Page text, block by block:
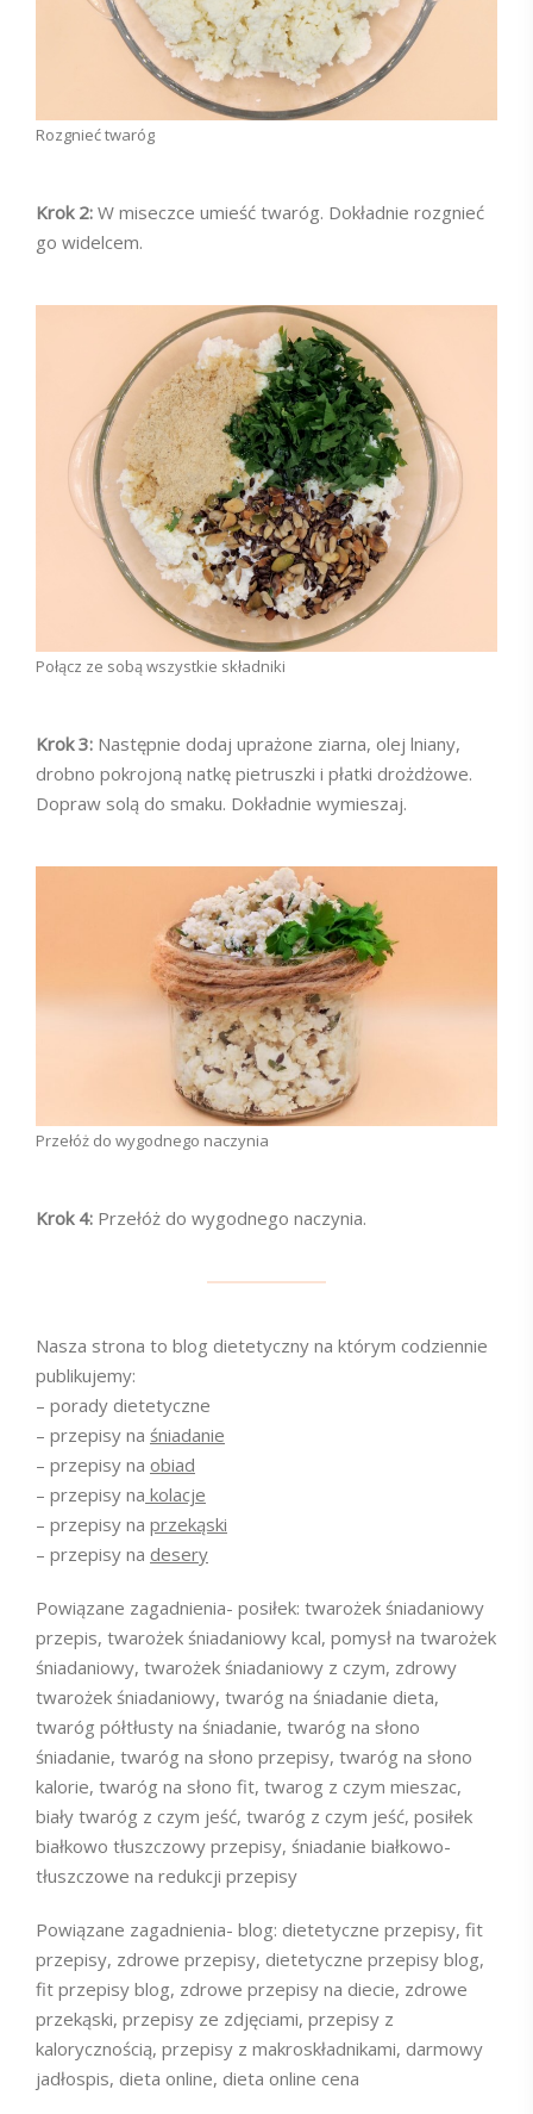
Rozgnieć twaróg
Krok 2: W miseczce umieść twaróg. Dokładnie rozgnieć
go widelcem.
Połącz ze sobą wszystkie składniki
Krok 3: Następnie dodaj uprażone ziarna, olej lniany,
drobno pokrojoną natkę pietruszki i płatki drożdżowe.
Dopraw solą do smaku. Dokładnie wymieszaj.
Przełóż do wygodnego naczynia
Krok 4: Przełóż do wygodnego naczynia.
Nasza strona to blog dietetyczny na którym codziennie
publikujemy:
– porady dietetyczne
– przepisy na śniadanie
– przepisy na obiad
– przepisy na kolacje
– przepisy na przekąski
– przepisy na desery
Powiązane zagadnienia- posiłek: twarożek śniadaniowy
przepis, twarożek śniadaniowy kcal, pomysł na twarożek
śniadaniowy, twarożek śniadaniowy z czym, zdrowy
twarożek śniadaniowy, twaróg na śniadanie dieta,
twaróg półtłusty na śniadanie, twaróg na słono
śniadanie, twaróg na słono przepisy, twaróg na słono
kalorie, twaróg na słono fit, twarog z czym mieszac,
biały twaróg z czym jeść, twaróg z czym jeść, posiłek
białkowo tłuszczowy przepisy, śniadanie białkowo-
tłuszczowe na redukcji przepisy
Powiązane zagadnienia- blog: dietetyczne przepisy, fit
przepisy, zdrowe przepisy, dietetyczne przepisy blog,
fit przepisy blog, zdrowe przepisy na diecie, zdrowe
przekąski, przepisy ze zdjęciami, przepisy z
kalorycznością, przepisy z makroskładnikami, darmowy
jadłospis, dieta online, dieta online cena